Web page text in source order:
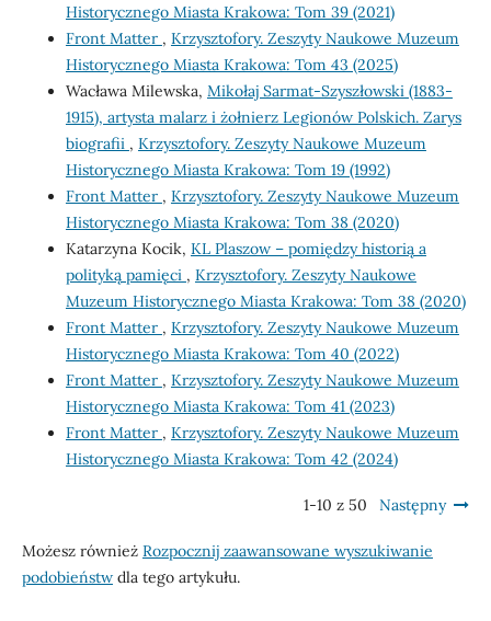
Historycznego Miasta Krakowa: Tom 39 (2021)
Front Matter , Krzysztofory. Zeszyty Naukowe Muzeum
Historycznego Miasta Krakowa: Tom 43 (2025)
Wacława Milewska, Mikołaj Sarmat-Szyszłowski (1883-
1915), artysta malarz i żołnierz Legionów Polskich. Zarys
biografii , Krzysztofory. Zeszyty Naukowe Muzeum
Historycznego Miasta Krakowa: Tom 19 (1992)
Front Matter , Krzysztofory. Zeszyty Naukowe Muzeum
Historycznego Miasta Krakowa: Tom 38 (2020)
Katarzyna Kocik, KL Plaszow – pomiędzy historią a
polityką pamięci , Krzysztofory. Zeszyty Naukowe
Muzeum Historycznego Miasta Krakowa: Tom 38 (2020)
Front Matter , Krzysztofory. Zeszyty Naukowe Muzeum
Historycznego Miasta Krakowa: Tom 40 (2022)
Front Matter , Krzysztofory. Zeszyty Naukowe Muzeum
Historycznego Miasta Krakowa: Tom 41 (2023)
Front Matter , Krzysztofory. Zeszyty Naukowe Muzeum
Historycznego Miasta Krakowa: Tom 42 (2024)
1-10 z 50 Następny
Możesz również Rozpocznij zaawansowane wyszukiwanie
podobieństwdla tego artykułu.